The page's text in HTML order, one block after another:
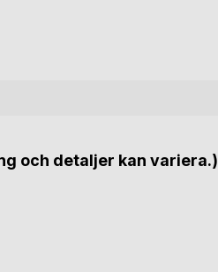
och detaljer kan variera.)